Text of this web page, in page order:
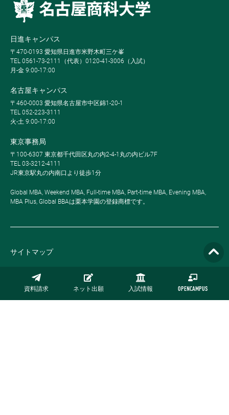
資料請求 ネット出願 入試情報 OPENCAMPUS
日進キャンパス
〒470-0193 愛知県日進市米野木町三ケ峯
TEL 0561-73-2111（代表）0120-41-3006（入試）
月-金 9:00-17:00
名古屋キャンパス
〒460-0003 愛知県名古屋市中区錦1-20-1
TEL 052-223-3111
火-土 9:00-17:00
東京事務局
〒100-6307 東京都千代田区丸の内2-4-1丸の内ビル7F
TEL 03-3212-4111
JR東京駅丸の内南口より徒歩1分
Global MBA, Weekend MBA, Full-time MBA, Part-time MBA, Evening MBA,
MBA Plus, Global BBAは栗本学園の登録商標です。
サイトマップ
プライバシーポリシー